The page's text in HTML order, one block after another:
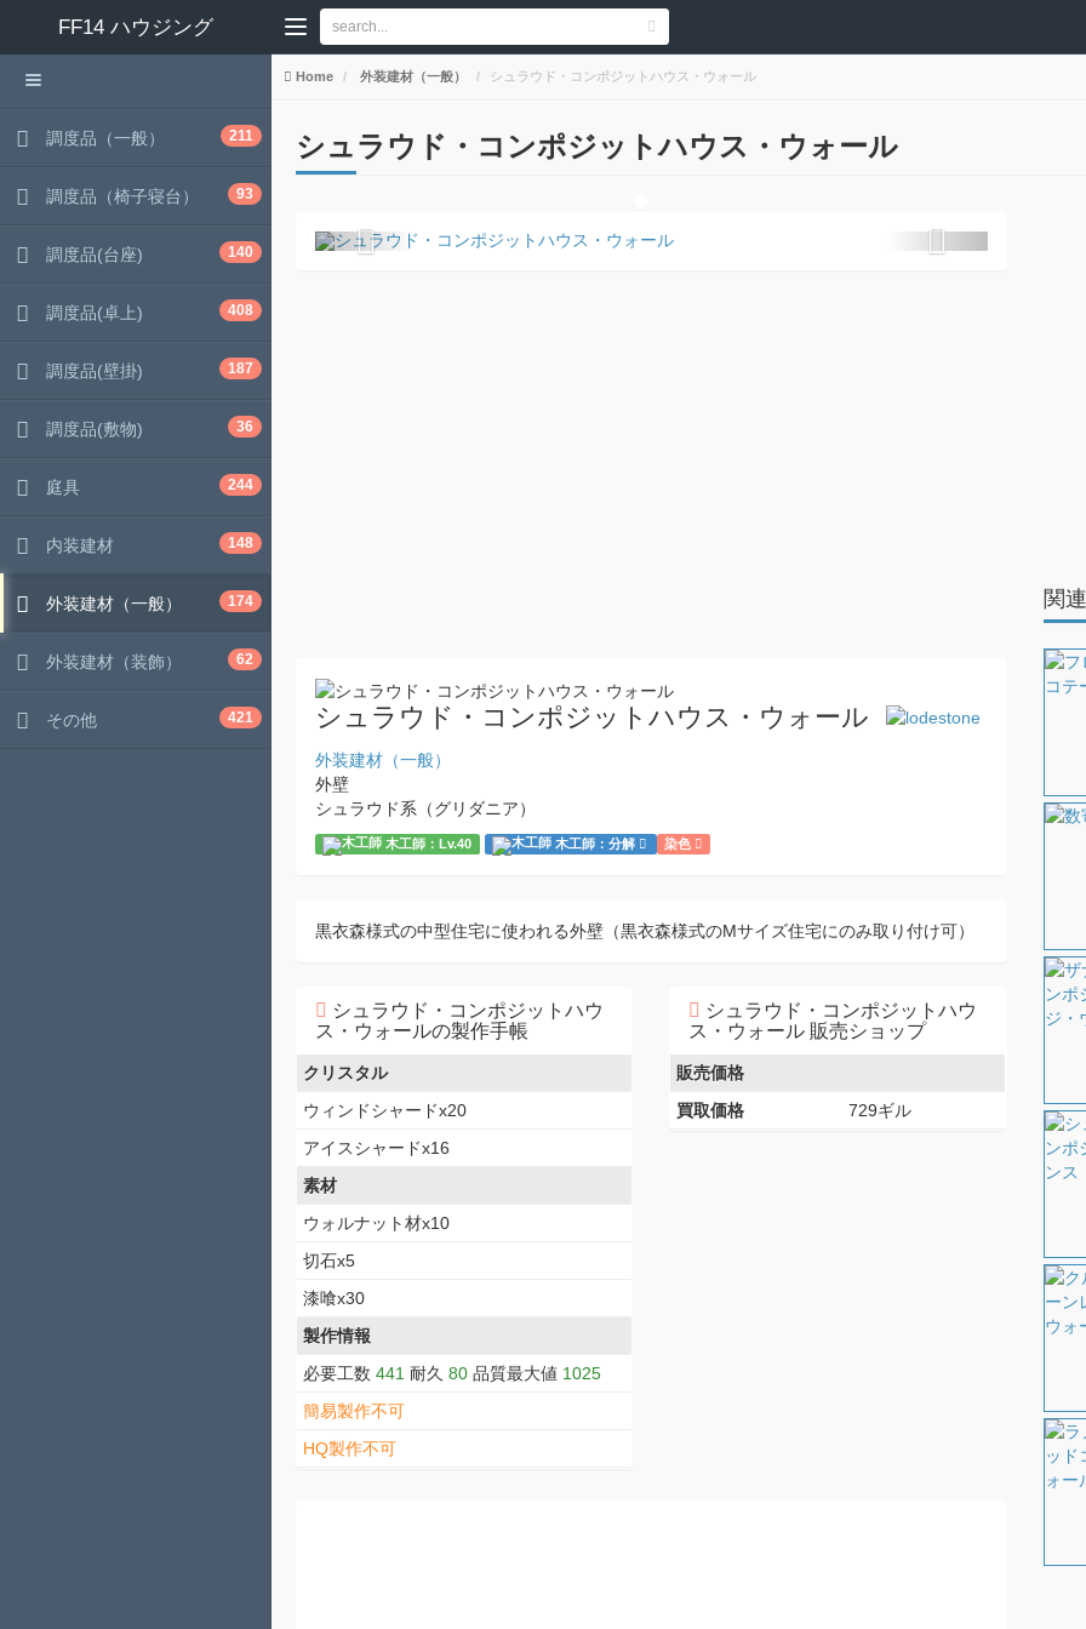
FF14 ハウジング
Home 外装建材（一般） シュラウド・コンポジットハウス・ウォール
シュラウド・コンポジットハウス・ウォール
シュラウド・コンポジットハウス・ウォール
外装建材（一般）
外壁
シュラウド系（グリダニア）
木工師：Lv.40 木工師：分解 染色
黒衣森様式の中型住宅に使われる外壁（黒衣森様式のMサイズ住宅にのみ取り付け可）
シュラウド・コンポジットハウ
ス・ウォールの製作手帳
クリスタル
ウィンドシャードx20
アイスシャードx16
素材
ウォルナット材x10
切石x5
漆喰x30
製作情報
必要工数 441 耐久 80 品質最大値 1025
簡易製作不可
HQ製作不可
シュラウド・コンポジットハウ
ス・ウォール 販売ショップ
販売価格
買取価格
729ギル
関
調度品（一般） 211
調度品（椅子寝台） 93
調度品(台座) 140
調度品(卓上) 408
調度品(壁掛) 187
調度品(敷物) 36
庭具 244
内装建材 148
外装建材（一般） 174
外装建材（装飾） 62
その他 421